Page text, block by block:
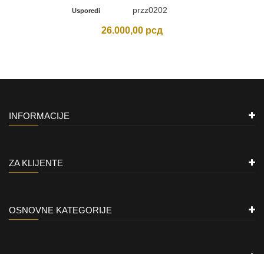
Usporedi przz0202
26.000,00 рсд
INFORMACIJE
ZA KLIJENTE
OSNOVNE KATEGORIJE